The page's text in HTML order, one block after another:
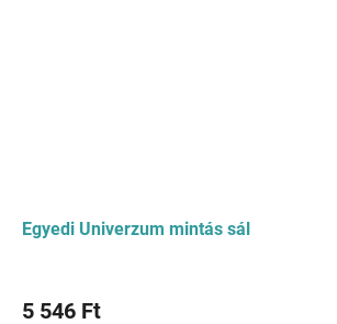
Egyedi Univerzum mintás sál
5 546 Ft